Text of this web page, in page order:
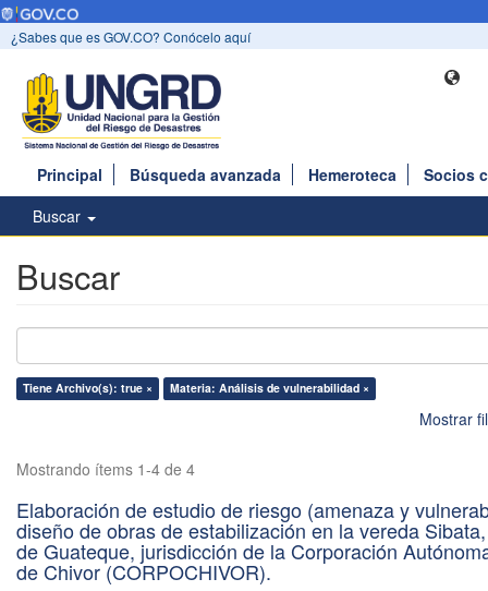
¿Sabes que es GOV.CO? Conócelo aquí
Principal Búsqueda avanzada Hemeroteca
Socios
Buscar
Buscar
Tiene Archivo(s): true × Materia: Análisis de vulnerabilidad ×
Mostrar
Mostrando ítems 1-4 de 4
Elaboración de estudio de riesgo (amenaza y
diseño de obras de estabilización en la vereda
de Guateque, jurisdicción de la Corporación
de Chivor (CORPOCHIVOR).